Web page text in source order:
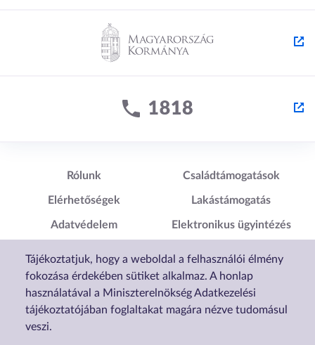
Tájékoztatjuk, hogy a weboldal a felhasználói élmény
fokozása érdekében sütiket alkalmaz. A honlap
használatával a Miniszterelnökség Adatkezelési
tájékoztatójában foglaltakat magára nézve tudomásul
veszi.
Lábléc1
Rólunk
Elérhetőségek
Adatvédelem
Akadálymentesítési
Nyilatkozat
Lábléc2
Családtámogatások
Lakástámogatás
Elektronikus ügyintézés